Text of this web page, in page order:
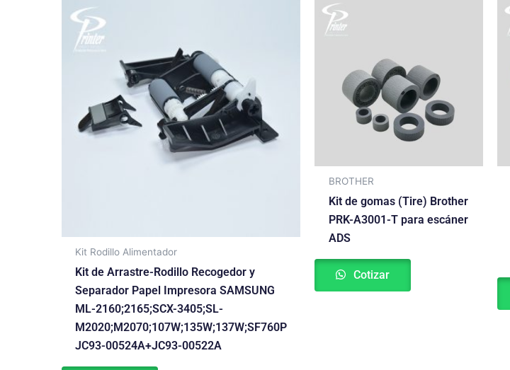
Kit Rodillo Alimentador
Kit de Arrastre-Rodillo Recogedor y
Separador Papel Impresora SAMSUNG
ML-2160;2165;SCX-3405;SL-
M2020;M2070;107W;135W;137W;SF760P
JC93-00524A+JC93-00522A
BROTHER
Kit de gomas (Tire) Brother
PRK-A3001-T para escáner
ADS
Cotizar